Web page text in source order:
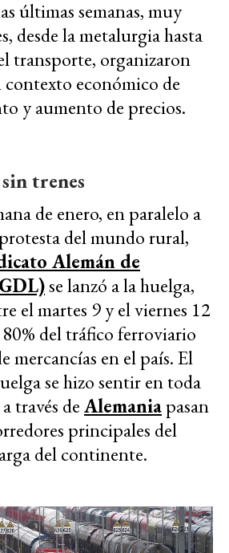
últimas semanas, muy
desde la metalurgia hasta
transporte, organizaron
contexto económico de
y aumento de precios.
trenes
de enero, en paralelo a
del mundo rural,
Alemán de
se lanzó a la huelga,
el martes 9 y el viernes 12
80% del tráfico ferroviario
mercancías en el país. El
se hizo sentir en toda
través deAlemaniapasan
principales del
del continente.